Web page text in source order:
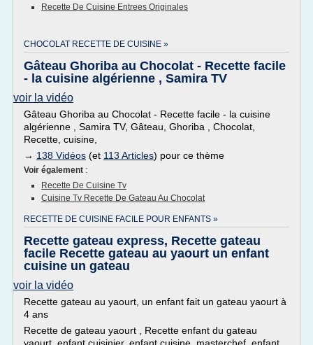
Recette De Cuisine Entrees Originales
CHOCOLAT RECETTE DE CUISINE »
Gâteau Ghoriba au Chocolat - Recette facile
- la cuisine algérienne , Samira TV
voir la vidéo
Gâteau Ghoriba au Chocolat - Recette facile - la cuisine
algérienne , Samira TV, Gâteau, Ghoriba , Chocolat,
Recette, cuisine,
→ 138 Vidéos (et 113 Articles) pour ce thème
Voir également :
Recette De Cuisine Tv
Cuisine Tv Recette De Gateau Au Chocolat
RECETTE DE CUISINE FACILE POUR ENFANTS »
Recette gateau express, Recette gateau
facile Recette gateau au yaourt un enfant
cuisine un gateau
voir la vidéo
Recette gateau au yaourt, un enfant fait un gateau yaourt à
4 ans
Recette de gateau yaourt , Recette enfant du gateau